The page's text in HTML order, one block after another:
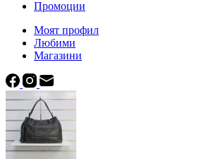
Промоции
Моят профил
Любими
Магазини